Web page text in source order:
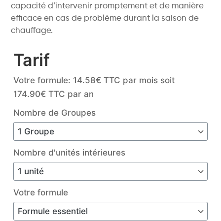
capacité d’intervenir promptement et de manière
efficace en cas de problème durant la saison de
chauffage.
Tarif
Votre formule 14.58€ TTC par mois soit
174.90€ TTC par an
Nombre de Groupes
Nombre d'unités intérieures
Votre formule